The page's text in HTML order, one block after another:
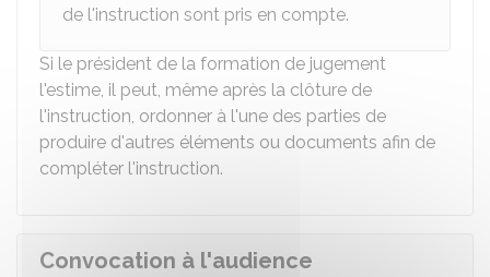
de l'instruction sont pris en compte.
Si le président de la formation de jugement
l'estime, il peut, même après la clôture de
l'instruction, ordonner à l'une des parties de
produire d'autres éléments ou documents afin de
compléter l'instruction.
Convocation à l'audience